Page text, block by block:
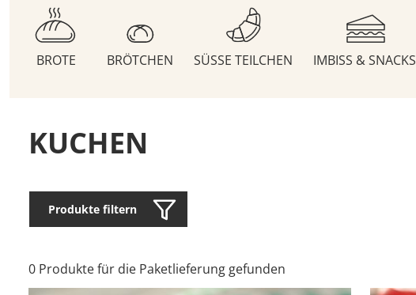
BROTE BRÖTCHEN SÜSSE TEILCHEN IMBISS & SNACKS
KUCHEN
Produkte filtern
0 Produkte für die Paketlieferung gefunden